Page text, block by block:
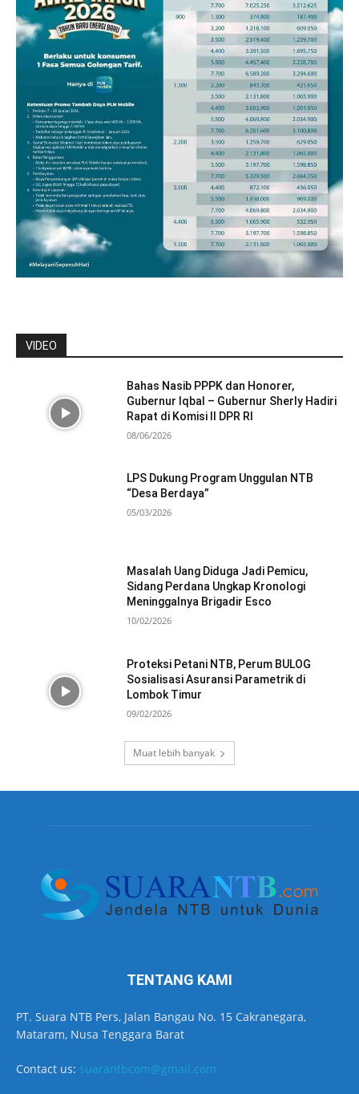
VIDEO
Bahas Nasib PPPK dan Honorer,
Gubernur Iqbal – Gubernur Sherly Hadiri
Rapat di Komisi II DPR RI
08/06/2026
LPS Dukung Program Unggulan NTB
“Desa Berdaya”
05/03/2026
Masalah Uang Diduga Jadi Pemicu,
Sidang Perdana Ungkap Kronologi
Meninggalnya Brigadir Esco
10/02/2026
Proteksi Petani NTB, Perum BULOG
Sosialisasi Asuransi Parametrik di
Lombok Timur
09/02/2026
Muat lebih banyak
TENTANG KAMI
PT. Suara NTB Pers, Jalan Bangau No. 15 Cakranegara,
Mataram, Nusa Tenggara Barat
Contact us: suarantbcom@gmail.com